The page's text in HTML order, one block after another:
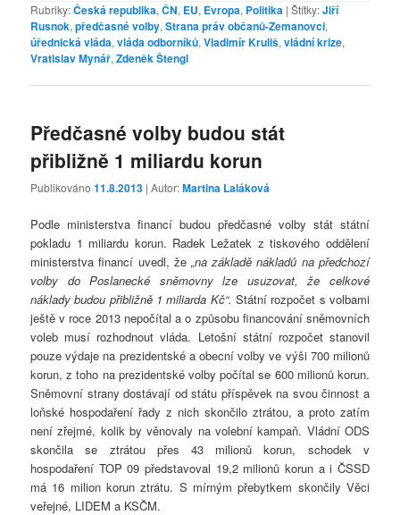
Rubriky:Česká republika,ČN, EU, Evropa, Politika |Štítky:Jiří
Rusnok,předčasné volby,Strana práv občanů-Zemanovci,
úřednická vláda,vláda odborníků,Vladimír Kruliš,vládní krize,
Vratislav Mynář,Zdeněk Štengl
Předčasné volby budou stát
přibližně 1 miliardu korun
Publikováno11.8.2013 | Autor:Martina Laláková
Podle ministerstva financí budou předčasné volby stát státní
pokladu 1 miliardu korun. Radek Ležatek z tiskového oddělení
ministerstva financí uvedl, že „na základě nákladů na předchozí
volby do Poslanecké sněmovny lze usuzovat, že celkové
náklady budou přibližně 1 miliarda Kč“. Státní rozpočet s volbami
ještě v roce 2013 nepočítal a o způsobu financování sněmovních
voleb musí rozhodnout vláda. Letošní státní rozpočet stanovil
pouze výdaje na prezidentské a obecní volby ve výši 700 milionů
korun, z toho na prezidentské volby počítal se 600 milionů korun.
Sněmovní strany dostávají od státu příspěvek na svou činnost a
loňské hospodaření řady z nich skončilo ztrátou, a proto zatím
není zřejmé, kolik by věnovaly na volební kampaň. Vládní ODS
skončila se ztrátou přes 43 milionů korun, schodek v
hospodaření TOP 09 představoval 19,2 milionů korun a i ČSSD
má 16 milion korun ztrátu. S mírným přebytkem skončily Věci
veřejné, LIDEM a KSČM.